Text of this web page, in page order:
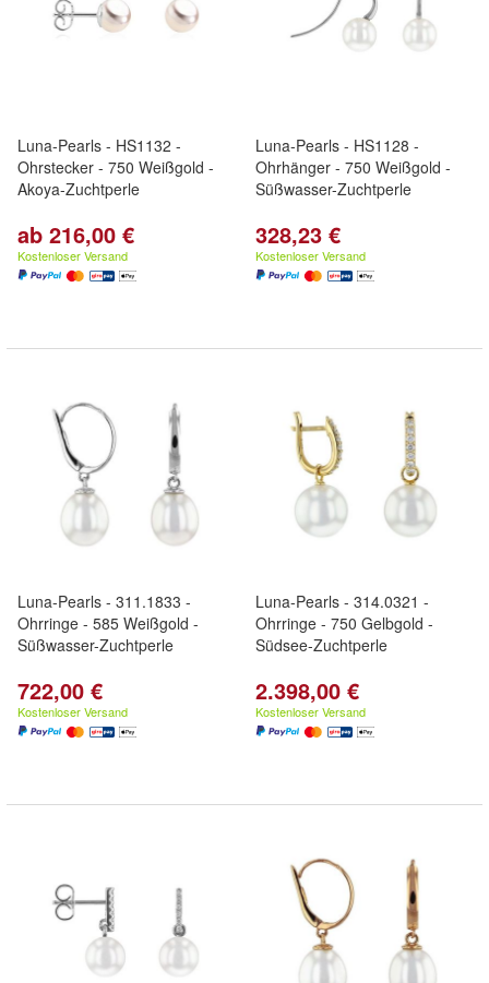
Luna-Pearls - HS1132 -
Ohrstecker - 750 Weißgold -
Akoya-Zuchtperle
ab 216,00 €
Kostenloser Versand
Luna-Pearls - HS1128 -
Ohrhänger - 750 Weißgold -
Süßwasser-Zuchtperle
328,23 €
Kostenloser Versand
Luna-Pearls - 311.1833 -
Ohrringe - 585 Weißgold -
Süßwasser-Zuchtperle
722,00 €
Kostenloser Versand
Luna-Pearls - 314.0321 -
Ohrringe - 750 Gelbgold -
Südsee-Zuchtperle
2.398,00 €
Kostenloser Versand